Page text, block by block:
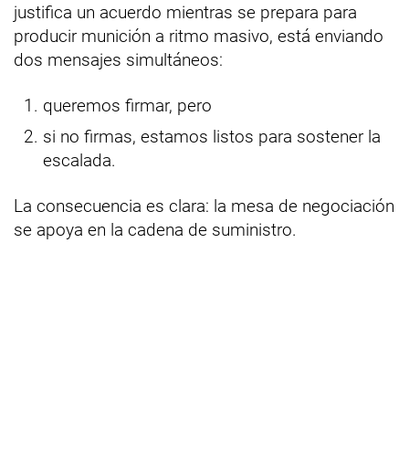
justifica un acuerdo mientras se prepara para
producir munición a ritmo masivo, está enviando
dos mensajes simultáneos:
queremos firmar, pero
si no firmas, estamos listos para sostener la
escalada.
La consecuencia es clara: la mesa de negociación
se apoya en la cadena de suministro.